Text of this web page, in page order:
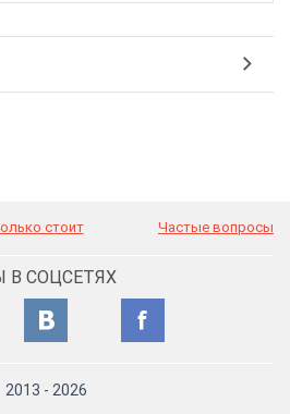
стоит Частые вопросы
В СОЦСЕТЯХ
2013 - 2026